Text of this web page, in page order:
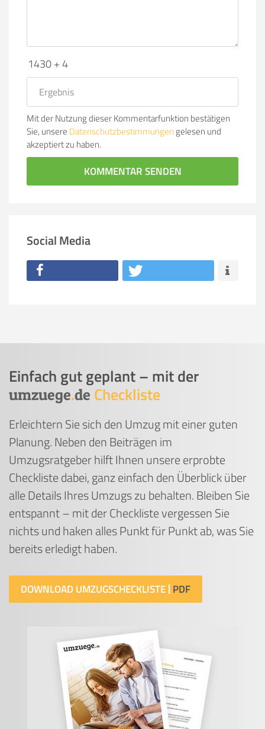
1430 + 4
Mit der Nutzung dieser Kommentarfunktion bestätigen
Sie, unsere Datenschutzbestimmungen gelesen und
akzeptiert zu haben.
KOMMENTAR SENDEN
Social Media
Einfach gut geplant – mit der
umzuege.de Checkliste
Erleichtern Sie sich den Umzug mit einer guten
Planung. Neben den Beiträgen im
Umzugsratgeber hilft Ihnen unsere erprobte
Checkliste dabei, ganz einfach den Überblick über
alle Details Ihres Umzugs zu behalten. Bleiben Sie
entspannt – mit der Checkliste vergessen Sie
nichts und haken alles Punkt für Punkt ab, was Sie
bereits erledigt haben.
DOWNLOAD UMZUGSCHECKLISTE